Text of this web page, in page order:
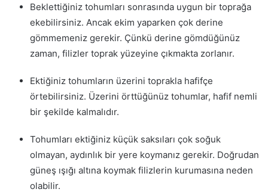
Beklettiğiniz tohumları sonrasında uygun bir toprağa
ekebilirsiniz. Ancak ekim yaparken çok derine
gömmemeniz gerekir. Çünkü derine gömdüğünüz
zaman, filizler toprak yüzeyine çıkmakta zorlanır.
Ektiğiniz tohumların üzerini toprakla hafifçe
örtebilirsiniz. Üzerini örttüğünüz tohumlar, hafif nemli
bir şekilde kalmalıdır.
Tohumları ektiğiniz küçük saksıları çok soğuk
olmayan, aydınlık bir yere koymanız gerekir. Doğrudan
güneş ışığı altına koymak filizlerin kurumasına neden
olabilir.